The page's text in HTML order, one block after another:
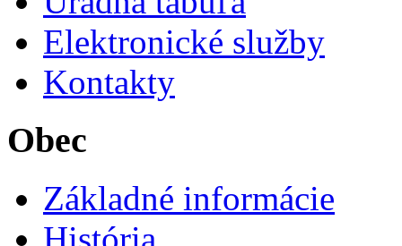
Elektronické služby
Kontakty
Obec
Základné informácie
História